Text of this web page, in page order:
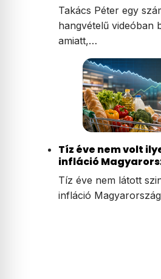
Takács Péter egy
hangvételű videóban
amiatt,…
Tíz éve nem volt
infláció
Tíz éve nem látott
infláció